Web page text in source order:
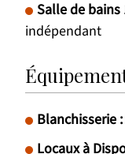
Salle de bains
indépendant
Blanchisserie :
Locaux à